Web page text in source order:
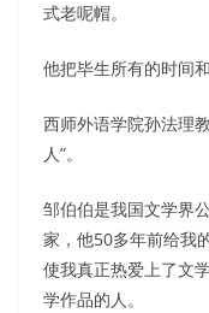
式老呢帽。
他把毕生所有的时间
西师外语学院孙法理
人”。
邹伯伯是我国文学界
家，他50多年前给我
使我真正热爱上了文
学作品的人。